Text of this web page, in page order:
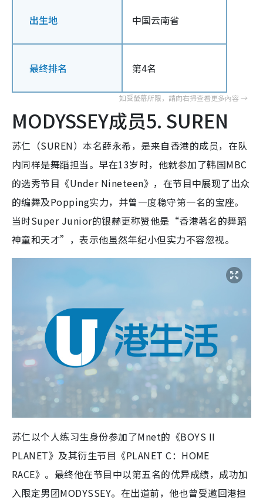
出生地 中国云南省
最终排名 第4名
MODYSSEY成员5. SUREN
苏仁（SUREN）本名薛永希，是来自香港的成员，在队
内同样是舞蹈担当。早在13岁时，他就参加了韩国MBC
的选秀节目《Under Nineteen》，在节目中展现了出众
的编舞及Popping实力，并曾一度稳守第一名的宝座。
当时Super Junior的银赫更称赞他是“香港著名的舞蹈
神童和天才”，表示他虽然年纪小但实力不容忽视。
苏仁以个人练习生身份参加了Mnet的《BOYS II
PLANET》及其衍生节目《PLANET C：HOME
RACE》。最终他在节目中以第五名的优异成绩，成功加
入限定男团MODYSSEY。在出道前，他也曾受邀回港担